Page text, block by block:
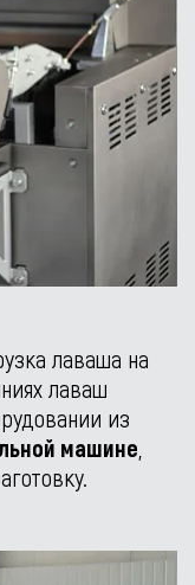
лаваша на
лаваш
из
машине